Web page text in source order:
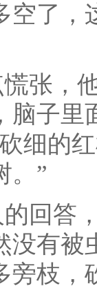
空了，
张，
脑子里
细的
。”
回答
没有被
旁枝，